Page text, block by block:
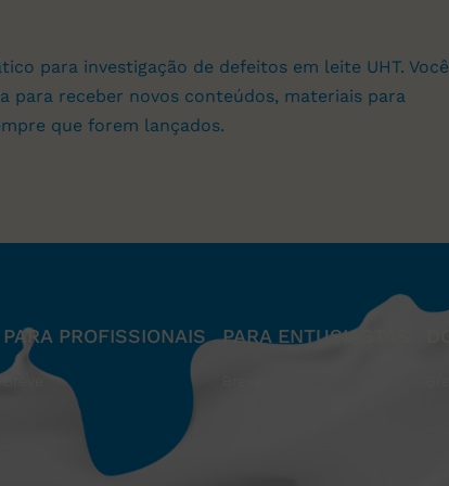
para investigação de defeitos em leite UHT. Você
para receber novos conteúdos, materiais para
que forem lançados.
PARA PROFISSIONAIS PARA ENTUSIASTAS